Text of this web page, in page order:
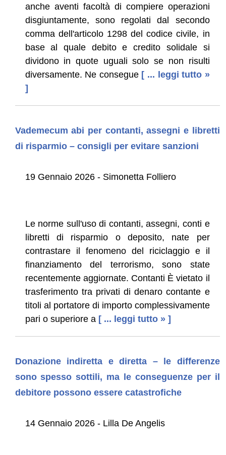
anche aventi facoltà di compiere operazioni
disgiuntamente, sono regolati dal secondo
comma dell'articolo 1298 del codice civile, in
base al quale debito e credito solidale si
dividono in quote uguali solo se non risulti
diversamente. Ne consegue [ ... leggi tutto »
]
Vademecum abi per contanti, assegni e libretti
di risparmio – consigli per evitare sanzioni
19 Gennaio 2026 - Simonetta Folliero
Le norme sull'uso di contanti, assegni, conti e
libretti di risparmio o deposito, nate per
contrastare il fenomeno del riciclaggio e il
finanziamento del terrorismo, sono state
recentemente aggiornate. Contanti È vietato il
trasferimento tra privati di denaro contante e
titoli al portatore di importo complessivamente
pari o superiore a [ ... leggi tutto » ]
Donazione indiretta e diretta – le differenze
sono spesso sottili, ma le conseguenze per il
debitore possono essere catastrofiche
14 Gennaio 2026 - Lilla De Angelis